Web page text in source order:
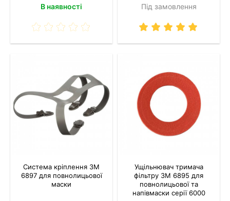
В наявності Під замовлення
Система кріплення 3M
6897 для повнолицьової
маски
Ущільнювач тримача
фільтру 3M 6895 для
повнолицьової та
напівмаски серії 6000